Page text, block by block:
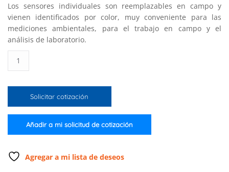
Los sensores individuales son reemplazables en campo y
vienen identificados por color, muy conveniente para las
mediciones ambientales, para el trabajo en campo y el
análisis de laboratorio.
multiparamétrico
CE,
c/regist.
datos,
metros
Solicitar cotización
Añadir a mi solicitud de cotización
Agregar a mi lista de deseos